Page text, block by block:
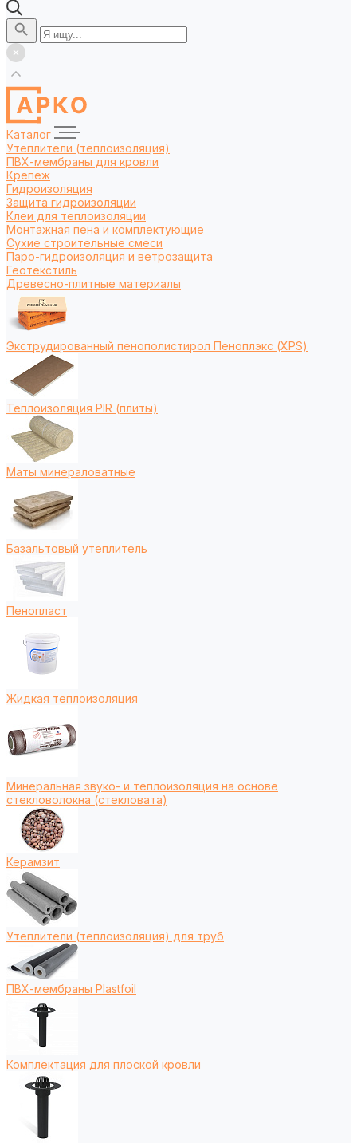
Каталог
Утеплители (теплоизоляция)
ПВХ-мембраны для кровли
Крепеж
Гидроизоляция
Защита гидроизоляции
Клеи для теплоизоляции
Монтажная пена и комплектующие
Сухие строительные смеси
Паро-гидроизоляция и ветрозащита
Геотекстиль
Древесно-плитные материалы
Экструдированный пенополистирол Пеноплэкс (XPS)
Теплоизоляция PIR (плиты)
Маты минераловатные
Базальтовый утеплитель
Пенопласт
Жидкая теплоизоляция
Минеральная звуко- и теплоизоляция на основе
стекловолокна (стекловата)
Керамзит
Утеплители (теплоизоляция) для труб
ПВХ-мембраны Plastfoil
Комплектация для плоской кровли